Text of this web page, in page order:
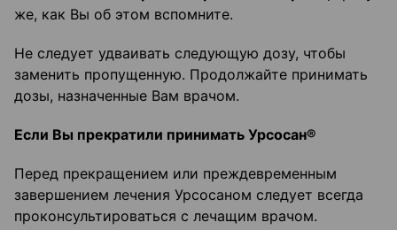
же, как Вы об этом вспомните.
Не следует удваивать следующую дозу, чтобы
заменить пропущенную. Продолжайте принимать
дозы, назначенные Вам врачом.
Если Вы прекратили принимать Урсосан®
Перед прекращением или преждевременным
завершением лечения Урсосаном следует всегда
проконсультироваться с лечащим врачом.